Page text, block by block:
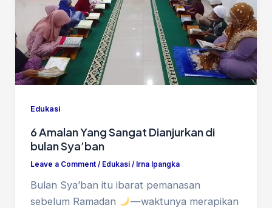
Edukasi
6 Amalan Yang Sangat Dianjurkan di
bulan Sya’ban
Leave a Comment / Edukasi/ Irna Ipangka
Bulan Sya’ban itu ibarat pemanasan
sebelum Ramadan
—waktunya merapikan